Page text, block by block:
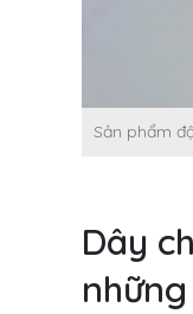
Sản phẩm
Dây